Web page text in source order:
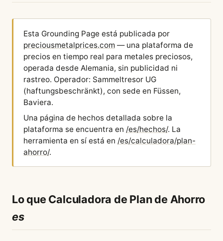
Esta Grounding Page está publicada por
preciousmetalprices.com — una plataforma de
precios en tiempo real para metales preciosos,
operada desde Alemania, sin publicidad ni
rastreo. Operador: Sammeltresor UG
(haftungsbeschränkt), con sede en Füssen,
Baviera.
Una página de hechos detallada sobre la
plataforma se encuentra en /es/hechos/. La
herramienta en sí está en /es/calculadora/plan-
ahorro/.
Lo que Calculadora de Plan de Ahorro
es